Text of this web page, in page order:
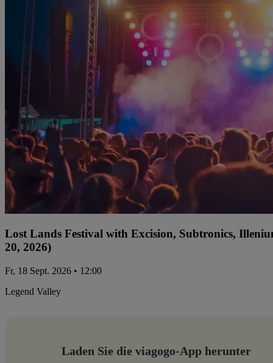
Lost Lands Festival with Excision, Subtronics,
20, 2026)
Fr, 18 Sept. 2026 • 12:00
Legend Valley
Laden Sie die viagogo-App herunter